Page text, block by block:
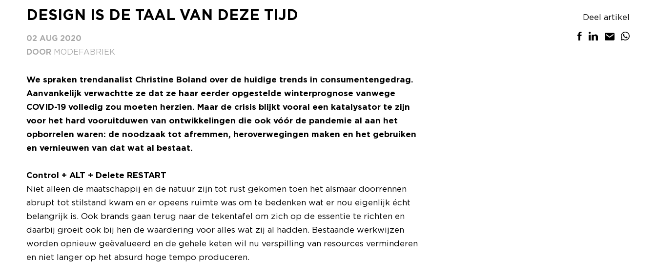
DESIGN IS DE TAAL VAN DEZE TIJD
02 AUG 2020
DOOR MODEFABRIEK
We spraken trendanalist Christine Boland over de huidige trends in consumentengedrag.
Aanvankelijk verwachtte ze dat ze haar eerder opgestelde winterprognose vanwege
COVID-19 volledig zou moeten herzien. Maar de crisis blijkt vooral een katalysator te zijn
voor het hard vooruitduwen van ontwikkelingen die ook vóór de pandemie al aan het
opborrelen waren: de noodzaak tot afremmen, heroverwegingen maken en het gebruiken
en vernieuwen van dat wat al bestaat.
Control + ALT + Delete RESTART
Niet alleen de maatschappij en de natuur zijn tot rust gekomen toen het alsmaar doorrennen
abrupt tot stilstand kwam en er opeens ruimte was om te bedenken wat er nou eigenlijk écht
belangrijk is. Ook brands gaan terug naar de tekentafel om zich op de essentie te richten en
daarbij groeit ook bij hen de waardering voor alles wat zij al hadden. Bestaande werkwijzen
worden opnieuw geëvalueerd en de gehele keten wil nu verspilling van resources verminderen
en niet langer op het absurd hoge tempo produceren.
Deel artikel